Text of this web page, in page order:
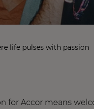
life pulses with passion
for Accor means